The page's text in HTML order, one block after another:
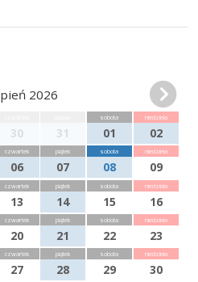
2026
30 31
sobota
01
niedziela
02
czwartek
06
piątek
07
sobota
08
niedziela
09
czwartek
13
piątek
14
sobota
15
niedziela
16
czwartek
20
piątek
21
sobota
22
niedziela
23
czwartek
27
piątek
28
sobota
29
niedziela
30